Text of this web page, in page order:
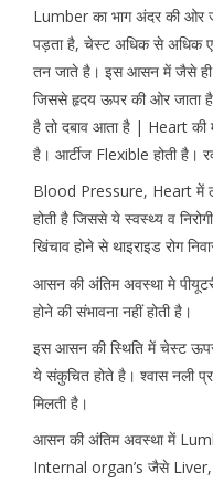
Lumber का भाग अंदर की ओर
पड़ता है, चेस्ट अधिक से अधिक
तन जाते है। इस आसन में जैसे ही
जिससे हृदय ऊपर की ओर जाता
है तो दबाव आता है | Heart
है। आर्टीज Flexible होती है।
Blood Pressure, Heart में
होती है जिससे ये स्वस्थ्य व
खिंचाव होने से थाइराइड रोग
आसन की अंतिम अवस्था मे
होने की संभावना नहीं होती है।
इस आसन की स्थिति में चेस्ट
ये संकुचित होते है। श्वास नली
मिलती है।
आसन की अंतिम अवस्था में
Internal organ’s जैसे